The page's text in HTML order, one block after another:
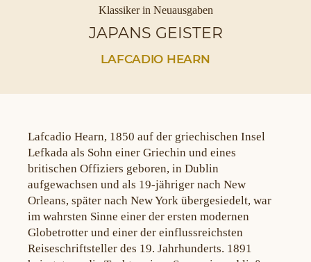
Inseln
|
Café
Sassnitz
Kategorien
Klassiker in Neuausgaben
JAPANS GEISTER
LAFCADIO HEARN
Lafcadio Hearn, 1850 auf der griechischen Insel
Lefkada als Sohn einer Griechin und eines
britischen Offiziers geboren, in Dublin
aufgewachsen und als 19-jähriger nach New
Orleans, später nach New York übergesiedelt, war
im wahrsten Sinne einer der ersten modernen
Globetrotter und einer der einflussreichsten
Reiseschriftsteller des 19. Jahrhunderts. 1891